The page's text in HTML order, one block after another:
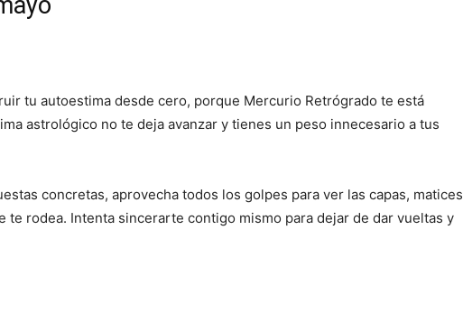
tu autoestima desde cero, porque Mercurio Retrógrado te está
astrológico no te deja avanzar y tienes un peso innecesario a tus
concretas, aprovecha todos los golpes para ver las capas, matices
te rodea. Intenta sincerarte contigo mismo para dejar de dar vueltas y